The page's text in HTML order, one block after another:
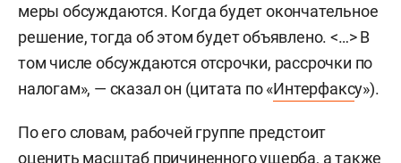
меры обсуждаются. Когда будет окончательное
решение, тогда об этом будет объявлено. <…> В
том числе обсуждаются отсрочки, рассрочки по
налогам», — сказал он (цитата по «Интерфаксу»).
По его словам, рабочей группе предстоит
оценить масштаб причиненного ущерба, а также